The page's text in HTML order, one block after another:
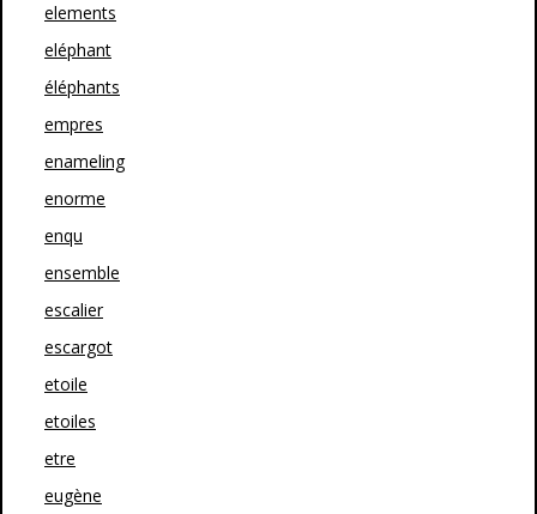
elements
eléphant
éléphants
empres
enameling
enorme
enqu
ensemble
escalier
escargot
etoile
etoiles
etre
eugène